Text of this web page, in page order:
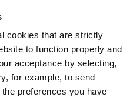
cookies that are strictly
to function properly and
acceptance by selecting,
for example, to send
preferences you have
al nucleare comporta
dividere il campo tra chi le
i primi, il problema
: i costi cioè necessari a